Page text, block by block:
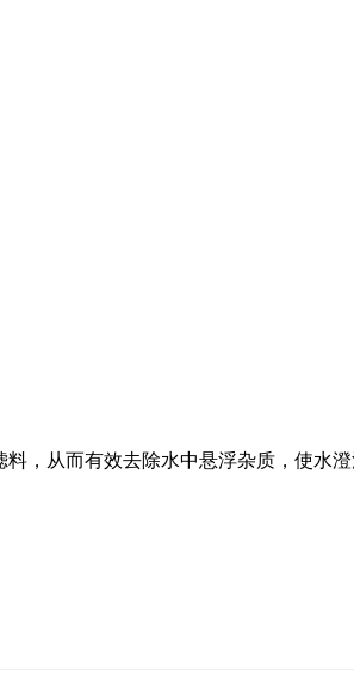
，从而有效去除水中悬浮杂质，使水